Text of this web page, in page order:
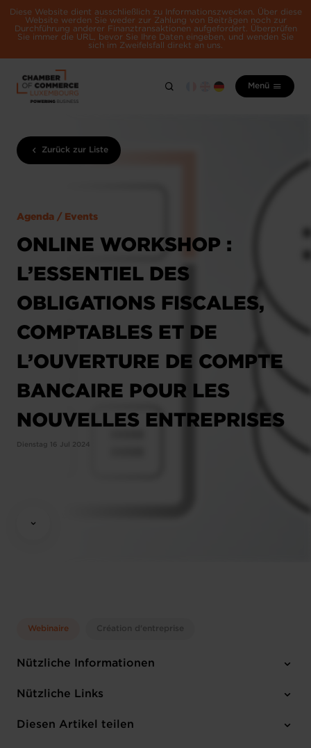
Diese Website dient ausschließlich zu Informationszwecken. Über diese
Website werden Sie weder zur Zahlung von Beiträgen noch zur
Durchführung anderer Finanztransaktionen aufgefordert. Überprüfen
Sie immer die URL, bevor Sie Ihre Daten eingeben, und wenden Sie
sich im Zweifelsfall direkt an uns.
Menü
Zurück zur Liste
Agenda / Events
ONLINE WORKSHOP :
L’ESSENTIEL DES
OBLIGATIONS FISCALES,
COMPTABLES ET DE
L’OUVERTURE DE COMPTE
BANCAIRE POUR LES
NOUVELLES ENTREPRISES
Dienstag 16 Jul 2024
Webinaire Création d'entreprise
Nützliche Informationen
Dienstag 16 Jul 2024
Online Workshop
Nützliche Links
Anmelden
Diesen Artikel teilen